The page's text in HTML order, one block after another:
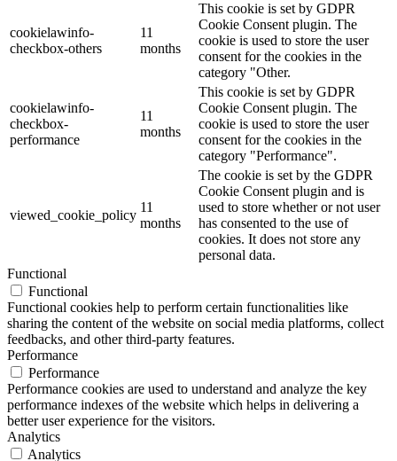
cookielawinfo-
checkbox-others
11
months
This cookie is set by GDPR
Cookie Consent plugin. The
cookie is used to store the user
consent for the cookies in the
category "Other.
cookielawinfo-
checkbox-
performance
11
months
This cookie is set by GDPR
Cookie Consent plugin. The
cookie is used to store the user
consent for the cookies in the
category "Performance".
viewed_cookie_policy
11
months
The cookie is set by the GDPR
Cookie Consent plugin and is
used to store whether or not user
has consented to the use of
cookies. It does not store any
personal data.
Functional
Functional
Functional cookies help to perform certain functionalities like
sharing the content of the website on social media platforms, collect
feedbacks, and other third-party features.
Performance
Performance
Performance cookies are used to understand and analyze the key
performance indexes of the website which helps in delivering a
better user experience for the visitors.
Analytics
Analytics